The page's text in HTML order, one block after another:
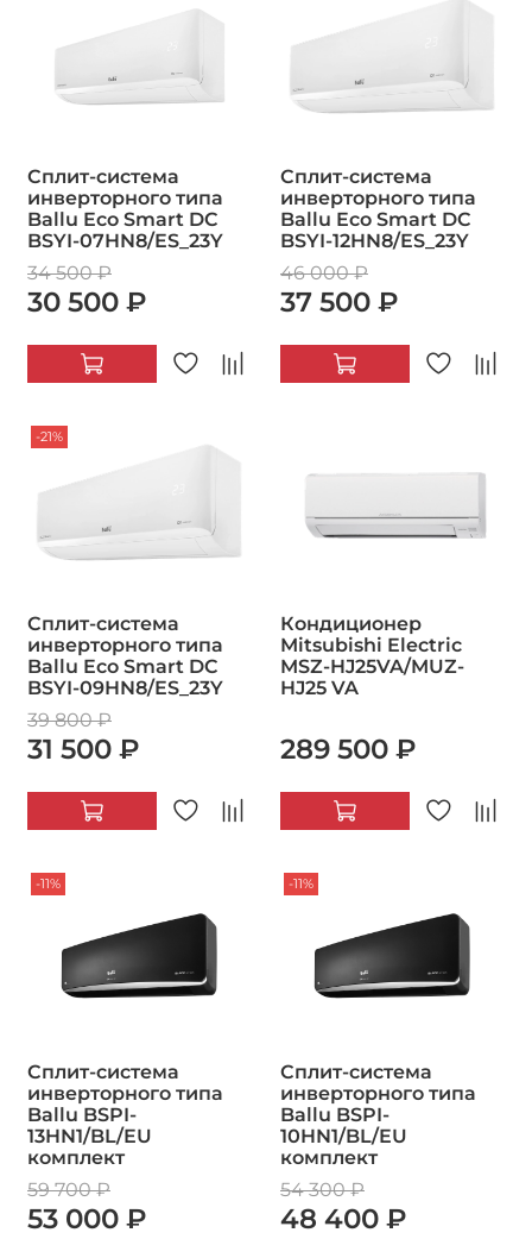
Сплит-система
инверторного типа
Ballu Eco Smart DC
BSYI-07HN8/ES_23Y
34 500 ₽
30 500 ₽
Сплит-система
инверторного типа
Ballu Eco Smart DC
BSYI-12HN8/ES_23Y
46 000 ₽
37 500 ₽
-21%
Сплит-система
инверторного типа
Ballu Eco Smart DC
BSYI-09HN8/ES_23Y
39 800 ₽
31 500 ₽
Кондиционер
Mitsubishi Electric
MSZ-HJ25VA/MUZ-
HJ25 VA
289 500 ₽
-11%
Сплит-система
инверторного типа
Ballu BSPI-
13HN1/BL/EU
комплект
59 700 ₽
53 000 ₽
-11%
Сплит-система
инверторного типа
Ballu BSPI-
10HN1/BL/EU
комплект
54 300 ₽
48 400 ₽